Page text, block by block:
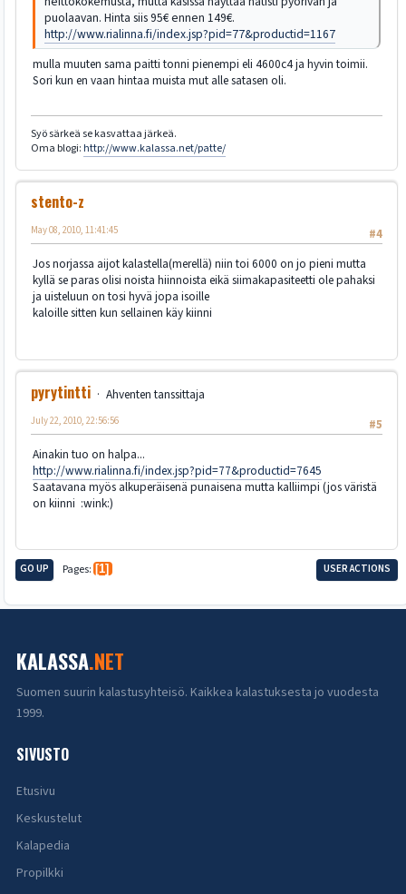
puolaavan. Hinta siis 95€ ennen 149€.
http://www.rialinna.fi/index.jsp?pid=77&productid=1167
mulla muuten sama paitti tonni pienempi eli 4600c4 ja hyvin toimii.
Sori kun en vaan hintaa muista mut alle satasen oli.
Syö särkeä se kasvattaa järkeä.
Oma blogi: http://www.kalassa.net/patte/
stento-z
#4
May 08, 2010, 11:41:45
Jos norjassa aijot kalastella(merellä) niin toi 6000 on jo pieni mutta
kyllä se paras olisi noista hiinnoista eikä siimakapasiteetti ole pahaksi
ja uisteluun on tosi hyvä jopa isoille
kaloille sitten kun sellainen käy kiinni
pyrytintti
Ahventen tanssittaja
#5
July 22, 2010, 22:56:56
Ainakin tuo on halpa...
http://www.rialinna.fi/index.jsp?pid=77&productid=7645
Saatavana myös alkuperäisenä punaisena mutta kalliimpi (jos väristä
on kiinni :wink:)
GO UP Pages 1 USER ACTIONS
KALASSA.NET
Suomen suurin kalastusyhteisö. Kaikkea kalastuksesta jo vuodesta
1999.
SIVUSTO
Etusivu
Keskustelut
Kalapedia
Propilkki